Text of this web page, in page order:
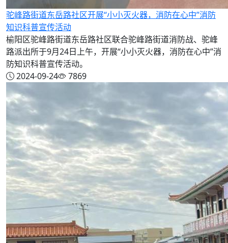
驼峰路街道东岳路社区开展“小小灭火器，消防在心中”消防
知识科普宣传活动
榆阳区驼峰路街道东岳路社区联合驼峰路街道消防战、驼峰
路派出所于9月24日上午，开展“小小灭火器，消防在心中”消
防知识科普宣传活动。
2024-09-24
7869